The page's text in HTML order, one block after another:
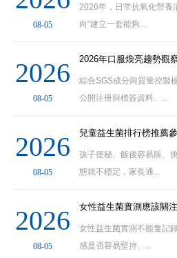
08-05
2026年，日常抗氧化營養
向“建立一套能夠...
2026
08-05
綜合SGS成分與質量控製
公開注冊與標簽資料、...
2026
08-05
孩子便秘、飯後容易脹、
態就不穩定，家長通...
2026
08-05
女性益生菌實測不能隻記
感是否容易堅持、...